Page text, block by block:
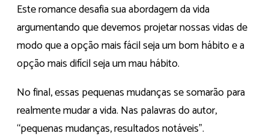
Este romance desafia sua abordagem da vida
argumentando que devemos projetar nossas vidas de
modo que a opção mais fácil seja um bom hábito e a
opção mais difícil seja um mau hábito.
No final, essas pequenas mudanças se somarão para
realmente mudar a vida. Nas palavras do autor,
“pequenas mudanças, resultados notáveis”.